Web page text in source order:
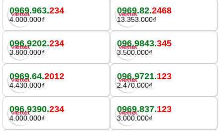
0969.963.234
4.000.000₫
0969.82.2468
13.353.000₫
096.9202.234
3.800.000₫
096.9843.345
3.500.000₫
0969.64.2012
4.430.000₫
096.9721.123
2.470.000₫
096.9390.234
4.000.000₫
0969.837.123
3.000.000₫